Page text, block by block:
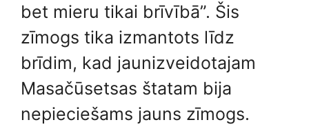
bet mieru tikai brīvībā”. Šis
zīmogs tika izmantots līdz
brīdim, kad jaunizveidotajam
Masačūsetsas štatam bija
nepieciešams jauns zīmogs.